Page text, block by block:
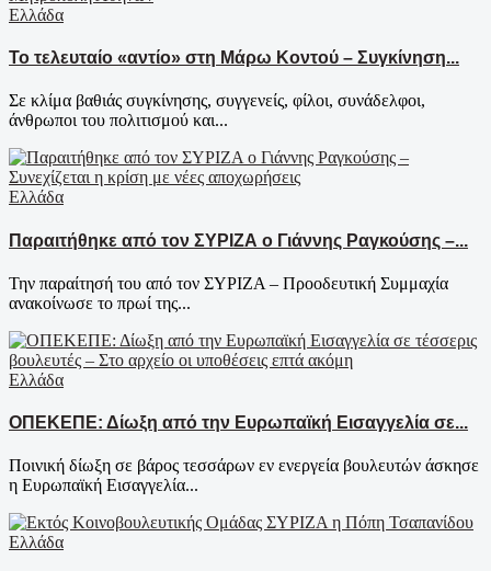
Ελλάδα
Το τελευταίο «αντίο» στη Μάρω Κοντού – Συγκίνηση...
Σε κλίμα βαθιάς συγκίνησης, συγγενείς, φίλοι, συνάδελφοι,
άνθρωποι του πολιτισμού και...
Ελλάδα
Παραιτήθηκε από τον ΣΥΡΙΖΑ ο Γιάννης Ραγκούσης –...
Την παραίτησή του από τον ΣΥΡΙΖΑ – Προοδευτική Συμμαχία
ανακοίνωσε το πρωί της...
Ελλάδα
ΟΠΕΚΕΠΕ: Δίωξη από την Ευρωπαϊκή Εισαγγελία σε...
Ποινική δίωξη σε βάρος τεσσάρων εν ενεργεία βουλευτών άσκησε
η Ευρωπαϊκή Εισαγγελία...
Ελλάδα